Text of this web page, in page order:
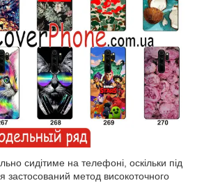
сидітиме на телефоні, оскільки під
застосований метод високоточного